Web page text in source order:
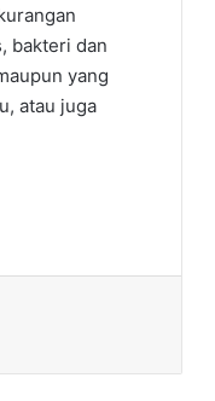
bakteri dan
yang
atau juga